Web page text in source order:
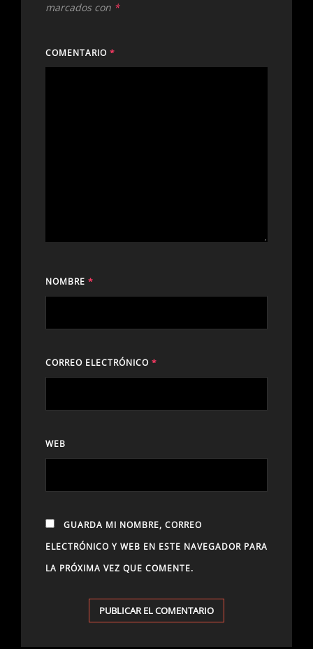
marcados con *
COMENTARIO *
NOMBRE *
CORREO ELECTRÓNICO *
WEB
GUARDA MI NOMBRE, CORREO
ELECTRÓNICO Y WEB EN ESTE NAVEGADOR PARA
LA PRÓXIMA VEZ QUE COMENTE.